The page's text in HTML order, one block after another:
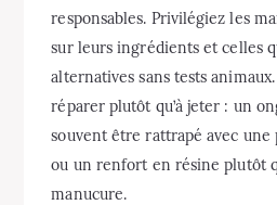
responsables. Privilégiez les
sur leurs ingrédients et celles
alternatives sans tests animaux.
réparer plutôt qu’à jeter : un
souvent être rattrapé avec une
ou un renfort en résine plutôt
manucure.